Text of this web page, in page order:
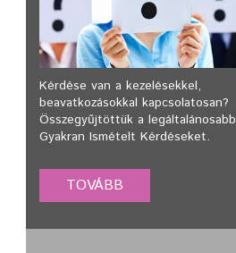
Kérdése van a kezelésekkel,
beavatkozásokkal kapcsolatosan?
Összegyűjtöttük a legáltalánosabb
Gyakran Ismételt Kérdéseket.